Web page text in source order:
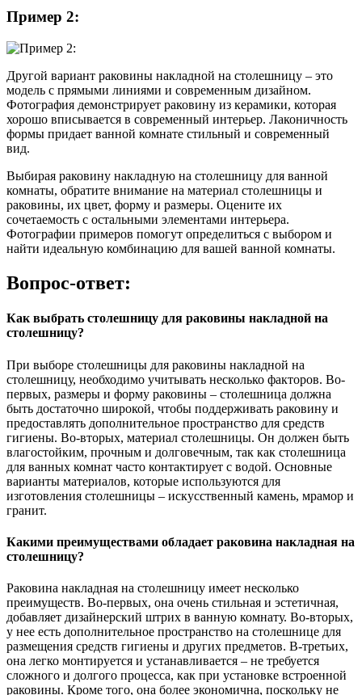
Пример 2:
Другой вариант раковины накладной на столешницу – это
модель с прямыми линиями и современным дизайном.
Фотография демонстрирует раковину из керамики, которая
хорошо вписывается в современный интерьер. Лаконичность
формы придает ванной комнате стильный и современный
вид.
Выбирая раковину накладную на столешницу для ванной
комнаты, обратите внимание на материал столешницы и
раковины, их цвет, форму и размеры. Оцените их
сочетаемость с остальными элементами интерьера.
Фотографии примеров помогут определиться с выбором и
найти идеальную комбинацию для вашей ванной комнаты.
Вопрос-ответ:
Как выбрать столешницу для раковины накладной на
столешницу?
При выборе столешницы для раковины накладной на
столешницу, необходимо учитывать несколько факторов. Во-
первых, размеры и форму раковины – столешница должна
быть достаточно широкой, чтобы поддерживать раковину и
предоставлять дополнительное пространство для средств
гигиены. Во-вторых, материал столешницы. Он должен быть
влагостойким, прочным и долговечным, так как столешница
для ванных комнат часто контактирует с водой. Основные
варианты материалов, которые используются для
изготовления столешницы – искусственный камень, мрамор и
гранит.
Какими преимуществами обладает раковина накладная на
столешницу?
Раковина накладная на столешницу имеет несколько
преимуществ. Во-первых, она очень стильная и эстетичная,
добавляет дизайнерский штрих в ванную комнату. Во-вторых,
у нее есть дополнительное пространство на столешнице для
размещения средств гигиены и других предметов. В-третьих,
она легко монтируется и устанавливается – не требуется
сложного и долгого процесса, как при установке встроенной
раковины. Кроме того, она более экономична, поскольку не